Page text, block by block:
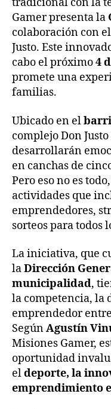
Gamer presenta la
colaboración con
Justo. Este
cabo el próximo4
promete una
familias.
Ubicado en el
complejo Don
desarrollarán
en canchas de
Pero eso no es
actividades que
emprendedores,
sorteos para todos
La iniciativa, que
laDirección
municipalidad,
la competencia, la
emprendedor
SegúnAgustín
Misiones Gamer,
oportunidad
eldeporte, la
emprendimiento